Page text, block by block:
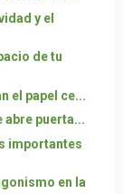
y el
de tu
el papel ce...
abre puerta...
importantes
en la